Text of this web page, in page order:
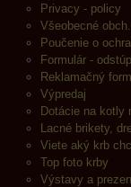
Privacy - policy
Všeobecné
Poučenie o
Formulár -
Reklamačný
Výpredaj
Dotácie na kotly
Lacné brikety,
Viete aký krb
Top foto krby
Výstavy a